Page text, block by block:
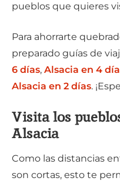
pueblos que quieres
Para ahorrarte
preparado guías de
6 días, Alsacia en 4
Alsacia en 2 días.
Visita los
Alsacia
Como las distancias
son cortas, esto te